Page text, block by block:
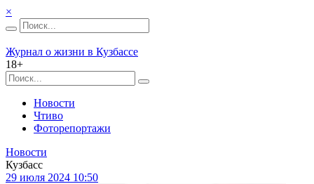
×
Журнал о жизни в Кузбассе
18+
Новости
Чтиво
Фоторепортажи
Новости
Кузбасс
29 июля 2024 10:50